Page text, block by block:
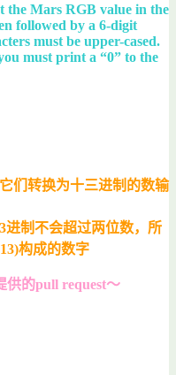
the Mars RGB value in the
followed by a 6-digit
must be upper-cased.
must print a “0” to the
们转换为十三进制的数输
进制不会超过两位数，所
构成的数字
供的pull request～